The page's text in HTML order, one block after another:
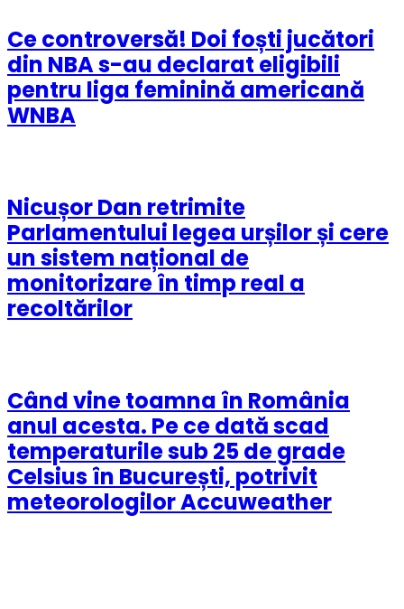
Ce controversă! Doi foști jucători
din NBA s-au declarat eligibili
pentru liga feminină americană
WNBA
Nicușor Dan retrimite
Parlamentului legea urșilor și cere
un sistem național de
monitorizare în timp real a
recoltărilor
Când vine toamna în România
anul acesta. Pe ce dată scad
temperaturile sub 25 de grade
Celsius în București, potrivit
meteorologilor Accuweather